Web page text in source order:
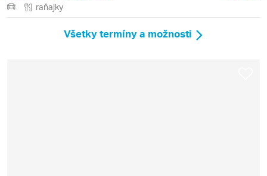
raňajky
Všetky termíny a možnosti